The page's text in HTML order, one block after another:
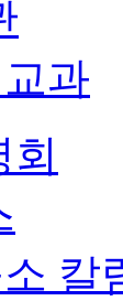
과
회
칼